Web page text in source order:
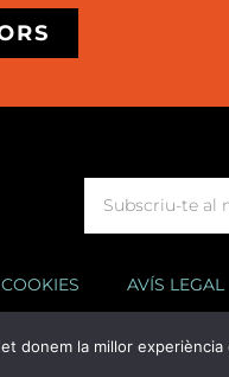
AVÍS LEGAL
donem la millor